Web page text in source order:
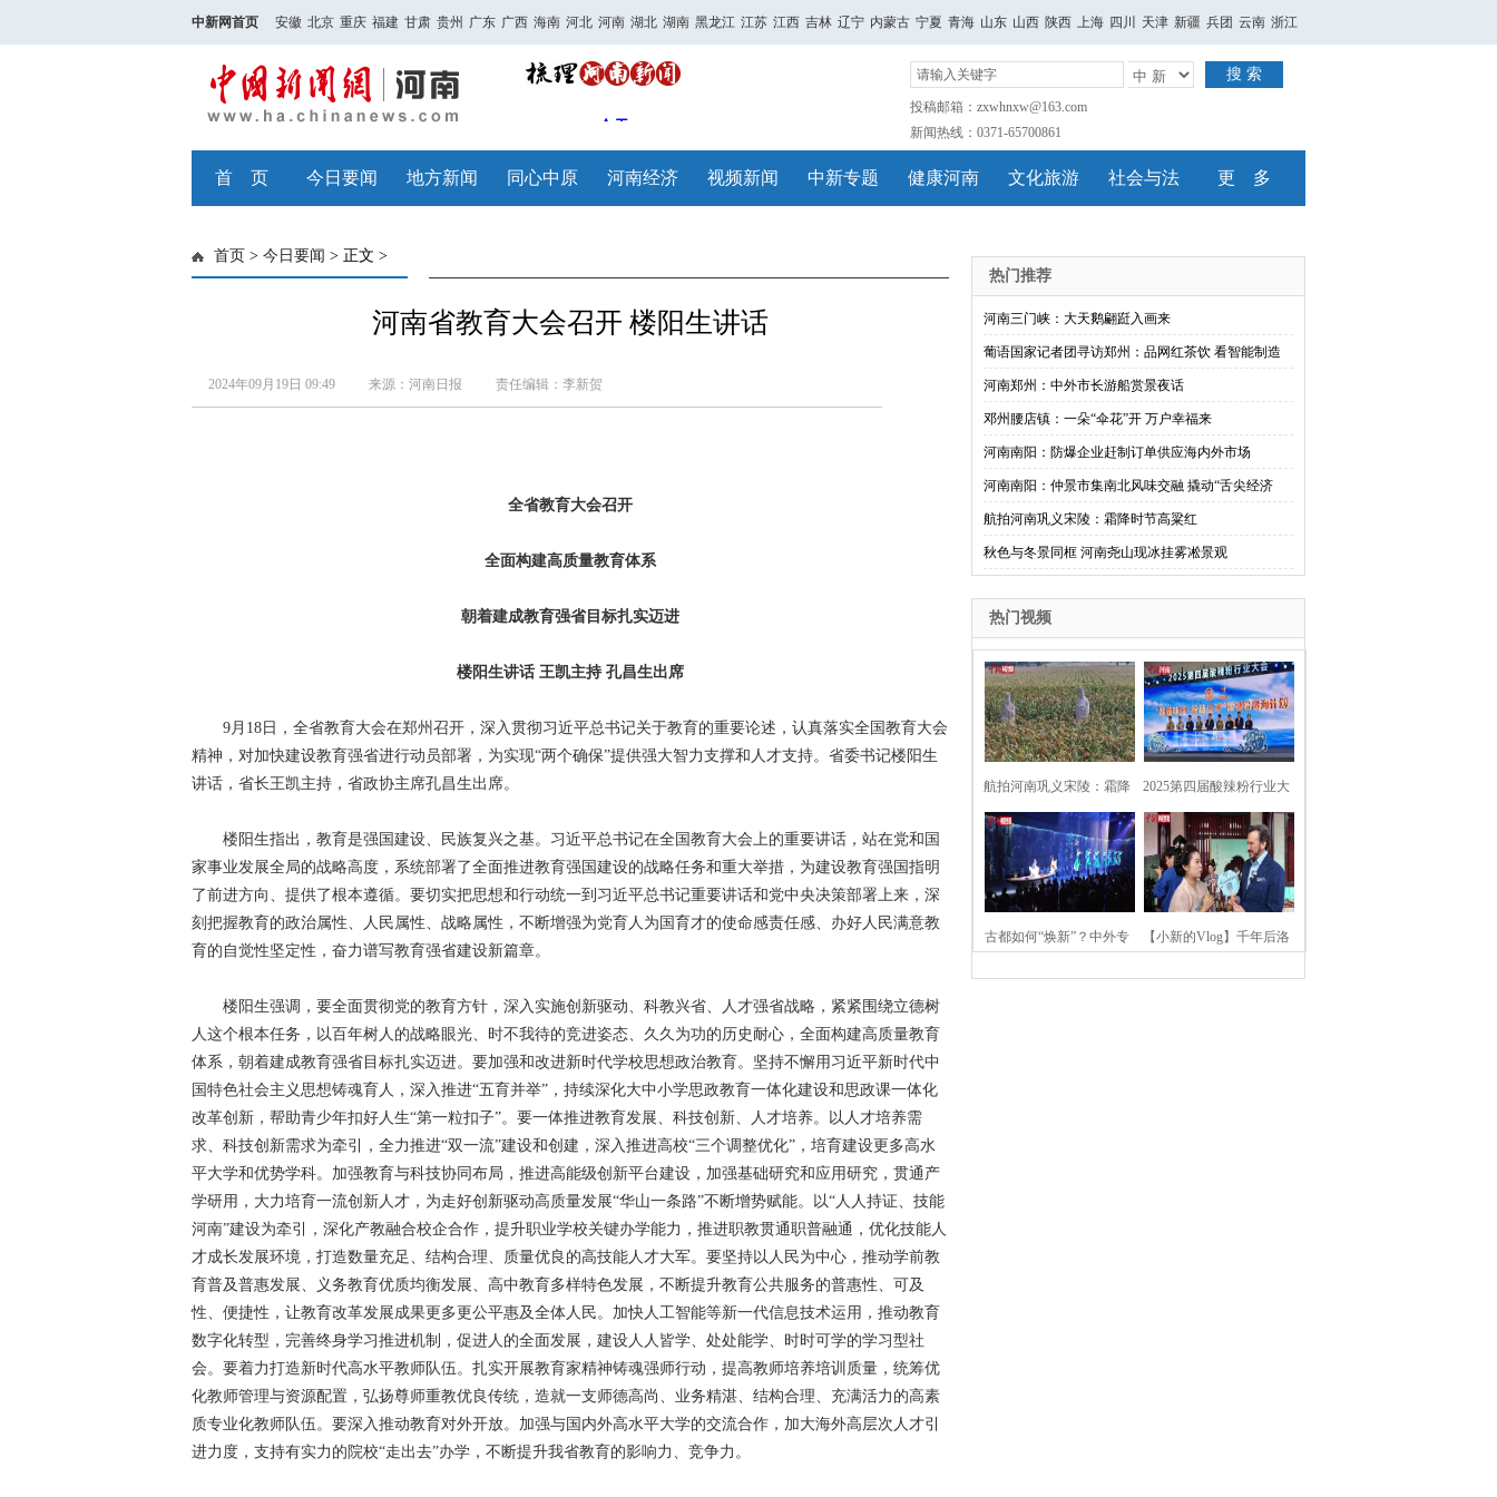
中新网首页 安徽 北京 重庆 福建 甘肃 贵州 广东 广西 海南 河北 河南 湖北 湖南 黑龙江 江苏 江西 吉林 辽宁 内蒙古 宁夏 青海 山东 山西 陕西 上海 四川 天津 新疆 兵团 云南 浙江
搜 索
投稿邮箱：zxwhnxw@163.com
新闻热线：0371-65700861
首 页 今日要闻 地方新闻 同心中原 河南经济 视频新闻 中新专题 健康河南 文化旅游 社会与法 更 多
首页 > 今日要闻 > 正文 >
河南省教育大会召开 楼阳生讲话
2024年09月19日 09:49 来源：河南日报 责任编辑：李新贺
全省教育大会召开
全面构建高质量教育体系
朝着建成教育强省目标扎实迈进
楼阳生讲话 王凯主持 孔昌生出席
9月18日，全省教育大会在郑州召开，深入贯彻习近平总书记关于教育的重要论述，认真落实全国教育大会
精神，对加快建设教育强省进行动员部署，为实现“两个确保”提供强大智力支撑和人才支持。省委书记楼阳生
讲话，省长王凯主持，省政协主席孔昌生出席。
楼阳生指出，教育是强国建设、民族复兴之基。习近平总书记在全国教育大会上的重要讲话，站在党和国
家事业发展全局的战略高度，系统部署了全面推进教育强国建设的战略任务和重大举措，为建设教育强国指明
了前进方向、提供了根本遵循。要切实把思想和行动统一到习近平总书记重要讲话和党中央决策部署上来，深
刻把握教育的政治属性、人民属性、战略属性，不断增强为党育人为国育才的使命感责任感、办好人民满意教
育的自觉性坚定性，奋力谱写教育强省建设新篇章。
楼阳生强调，要全面贯彻党的教育方针，深入实施创新驱动、科教兴省、人才强省战略，紧紧围绕立德树
人这个根本任务，以百年树人的战略眼光、时不我待的竞进姿态、久久为功的历史耐心，全面构建高质量教育
体系，朝着建成教育强省目标扎实迈进。要加强和改进新时代学校思想政治教育。坚持不懈用习近平新时代中
国特色社会主义思想铸魂育人，深入推进“五育并举”，持续深化大中小学思政教育一体化建设和思政课一体化
改革创新，帮助青少年扣好人生“第一粒扣子”。要一体推进教育发展、科技创新、人才培养。以人才培养需
求、科技创新需求为牵引，全力推进“双一流”建设和创建，深入推进高校“三个调整优化”，培育建设更多高水
平大学和优势学科。加强教育与科技协同布局，推进高能级创新平台建设，加强基础研究和应用研究，贯通产
学研用，大力培育一流创新人才，为走好创新驱动高质量发展“华山一条路”不断增势赋能。以“人人持证、技能
河南”建设为牵引，深化产教融合校企合作，提升职业学校关键办学能力，推进职教贯通职普融通，优化技能人
才成长发展环境，打造数量充足、结构合理、质量优良的高技能人才大军。要坚持以人民为中心，推动学前教
育普及普惠发展、义务教育优质均衡发展、高中教育多样特色发展，不断提升教育公共服务的普惠性、可及
性、便捷性，让教育改革发展成果更多更公平惠及全体人民。加快人工智能等新一代信息技术运用，推动教育
数字化转型，完善终身学习推进机制，促进人的全面发展，建设人人皆学、处处能学、时时可学的学习型社
会。要着力打造新时代高水平教师队伍。扎实开展教育家精神铸魂强师行动，提高教师培养培训质量，统筹优
化教师管理与资源配置，弘扬尊师重教优良传统，造就一支师德高尚、业务精湛、结构合理、充满活力的高素
质专业化教师队伍。要深入推动教育对外开放。加强与国内外高水平大学的交流合作，加大海外高层次人才引
进力度，支持有实力的院校“走出去”办学，不断提升我省教育的影响力、竞争力。
热门推荐
河南三门峡：大天鹅翩跹入画来
葡语国家记者团寻访郑州：品网红茶饮 看智能制造
河南郑州：中外市长游船赏景夜话
邓州腰店镇：一朵“伞花”开 万户幸福来
河南南阳：防爆企业赶制订单供应海内外市场
河南南阳：仲景市集南北风味交融 撬动“舌尖经济
航拍河南巩义宋陵：霜降时节高粱红
秋色与冬景同框 河南尧山现冰挂雾凇景观
热门视频
航拍河南巩义宋陵：霜降
时节高粱红
2025第四届酸辣粉行业大
会在河南开封举行
古都如何“焕新”？中外专 【小新的Vlog】千年后洛